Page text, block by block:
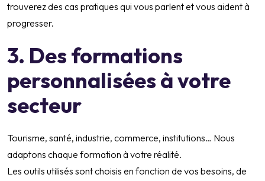
trouverez des cas pratiques qui vous parlent et vous aident à
progresser.
3. Des formations
personnalisées à votre
secteur
Tourisme, santé, industrie, commerce, institutions… Nous
adaptons chaque formation à votre réalité.
Les outils utilisés sont choisis en fonction de vos besoins, de